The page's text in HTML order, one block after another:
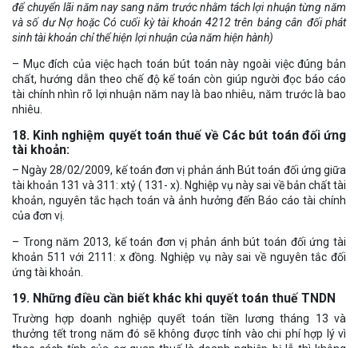
để chuyển lãi năm nay sang năm trước nhằm tách lợi nhuận từng năm
và số dư Nợ hoặc Có cuối kỳ tài khoản 4212 trên bảng cân đối phát
sinh tài khoản chỉ thể hiện lợi nhuận của năm hiện hành)
– Mục đích của việc hạch toán bút toán này ngoài việc đúng bản
chất, hướng dẫn theo chế độ kế toán còn giúp người đọc báo cáo
tài chính nhìn rõ lợi nhuận năm nay là bao nhiêu, năm trước là bao
nhiêu.
18. Kinh nghiệm quyết toán thuế về Các bút toán đối ứng
tài khoản:
– Ngày 28/02/2009, kế toán đơn vị phản ánh Bút toán đối ứng giữa
tài khoản 131 và 311: xtỷ ( 131- x). Nghiệp vụ này sai về bản chất tài
khoản, nguyên tắc hạch toán và ảnh hưởng đến Báo cáo tài chính
của đơn vị.
– Trong năm 2013, kế toán đơn vị phản ánh bút toán đối ứng tài
khoản 511 với 2111: x đồng. Nghiệp vụ này sai về nguyên tắc đối
ứng tài khoản.
19. Những điều cần biết khác khi quyết toán thuế TNDN
Trường hợp doanh nghiệp quyết toán tiền lương tháng 13 và
thưởng tết trong năm đó sẽ không được tính vào chi phí hợp lý vì